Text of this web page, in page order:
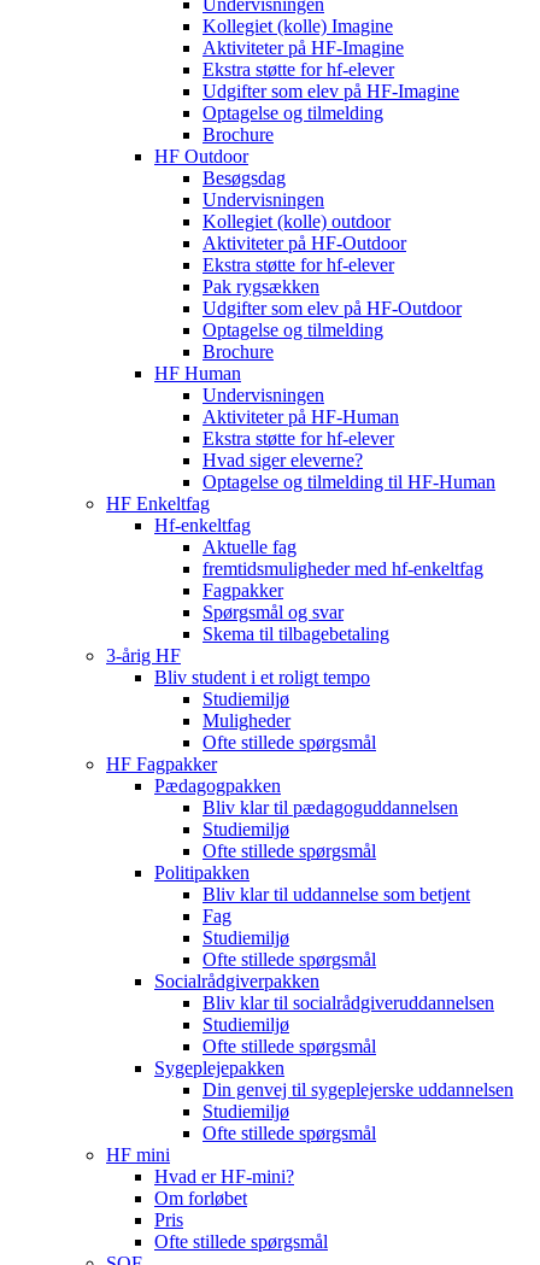
Undervisningen
Kollegiet (kolle) Imagine
Aktiviteter på HF-Imagine
Ekstra støtte for hf-elever
Udgifter som elev på HF-Imagine
Optagelse og tilmelding
Brochure
HF Outdoor
Besøgsdag
Undervisningen
Kollegiet (kolle) outdoor
Aktiviteter på HF-Outdoor
Ekstra støtte for hf-elever
Pak rygsækken
Udgifter som elev på HF-Outdoor
Optagelse og tilmelding
Brochure
HF Human
Undervisningen
Aktiviteter på HF-Human
Ekstra støtte for hf-elever
Hvad siger eleverne?
Optagelse og tilmelding til HF‑Human
HF Enkeltfag
Hf-enkeltfag
Aktuelle fag
fremtidsmuligheder med hf-enkeltfag
Fagpakker
Spørgsmål og svar
Skema til tilbagebetaling
3-årig HF
Bliv student i et roligt tempo
Studiemiljø
Muligheder
Ofte stillede spørgsmål
HF Fagpakker
Pædagogpakken
Bliv klar til pædagoguddannelsen
Studiemiljø
Ofte stillede spørgsmål
Politipakken
Bliv klar til uddannelse som betjent
Fag
Studiemiljø
Ofte stillede spørgsmål
Socialrådgiverpakken
Bliv klar til socialrådgiveruddannelsen
Studiemiljø
Ofte stillede spørgsmål
Sygeplejepakken
Din genvej til sygeplejerske uddannelsen
Studiemiljø
Ofte stillede spørgsmål
HF mini
Hvad er HF-mini?
Om forløbet
Pris
Ofte stillede spørgsmål